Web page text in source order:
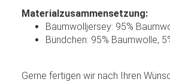
Materialzusammensetzung:
Baumwolljersey: 95%
Bündchen: 95% Baumwolle,
Gerne fertigen wir nach Ihren